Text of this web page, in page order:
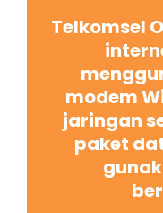
Telkomsel
modem
jaringan
paket